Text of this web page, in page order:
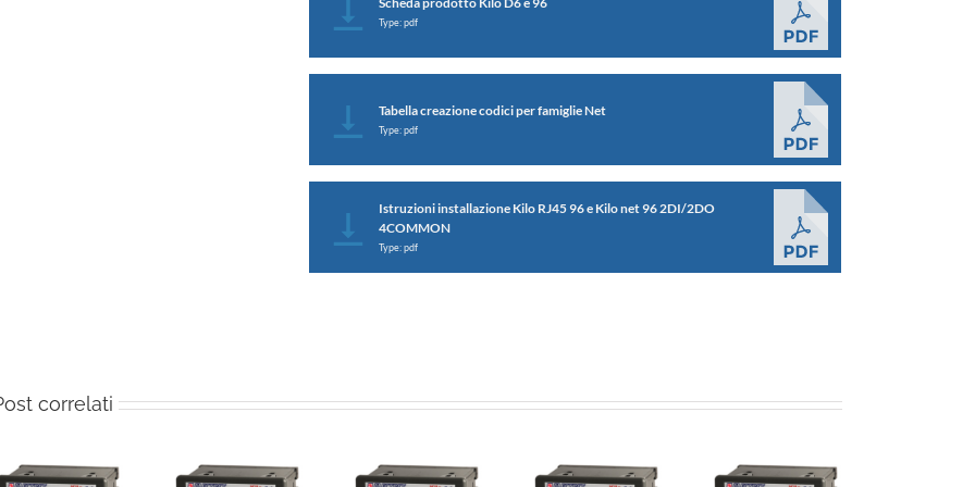
Type: pdf
Tabella creazione codici per famiglie Net
Type: pdf
Istruzioni installazione Kilo RJ45 96 e Kilo net 96 2DI/2DO
4COMMON
Type: pdf
correlati